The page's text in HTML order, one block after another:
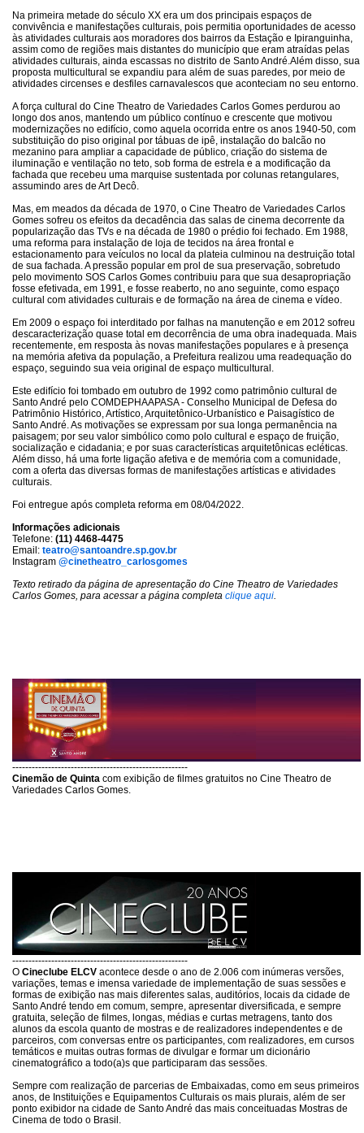
Na primeira metade do século XX era um dos principais espaços de
convivência e manifestações culturais, pois permitia oportunidades de acesso
às atividades culturais aos moradores dos bairros da Estação e Ipiranguinha,
assim como de regiões mais distantes do município que eram atraídas pelas
atividades culturais, ainda escassas no distrito de Santo André.Além disso, sua
proposta multicultural se expandiu para além de suas paredes, por meio de
atividades circenses e desfiles carnavalescos que aconteciam no seu entorno.
A força cultural do Cine Theatro de Variedades Carlos Gomes perdurou ao
longo dos anos, mantendo um público contínuo e crescente que motivou
modernizações no edifício, como aquela ocorrida entre os anos 1940-50, com
substituição do piso original por tábuas de ipê, instalação do balcão no
mezanino para ampliar a capacidade de público, criação do sistema de
iluminação e ventilação no teto, sob forma de estrela e a modificação da
fachada que recebeu uma marquise sustentada por colunas retangulares,
assumindo ares de Art Decô.
Mas, em meados da década de 1970, o Cine Theatro de Variedades Carlos
Gomes sofreu os efeitos da decadência das salas de cinema decorrente da
popularização das TVs e na década de 1980 o prédio foi fechado. Em 1988,
uma reforma para instalação de loja de tecidos na área frontal e
estacionamento para veículos no local da plateia culminou na destruição total
de sua fachada. A pressão popular em prol de sua preservação, sobretudo
pelo movimento SOS Carlos Gomes contribuiu para que sua desapropriação
fosse efetivada, em 1991, e fosse reaberto, no ano seguinte, como espaço
cultural com atividades culturais e de formação na área de cinema e vídeo.
Em 2009 o espaço foi interditado por falhas na manutenção e em 2012 sofreu
descaracterização quase total em decorrência de uma obra inadequada. Mais
recentemente, em resposta às novas manifestações populares e à presença
na memória afetiva da população, a Prefeitura realizou uma readequação do
espaço, seguindo sua veia original de espaço multicultural.
Este edifício foi tombado em outubro de 1992 como patrimônio cultural de
Santo André pelo COMDEPHAAPASA - Conselho Municipal de Defesa do
Patrimônio Histórico, Artístico, Arquitetônico-Urbanístico e Paisagístico de
Santo André. As motivações se expressam por sua longa permanência na
paisagem; por seu valor simbólico como polo cultural e espaço de fruição,
socialização e cidadania; e por suas características arquitetônicas ecléticas.
Além disso, há uma forte ligação afetiva e de memória com a comunidade,
com a oferta das diversas formas de manifestações artísticas e atividades
culturais.
Foi entregue após completa reforma em 08/04/2022.
Informações adicionais
Telefone: (11) 4468-4475
Email: teatro@santoandre.sp.gov.br
Instagram @cinetheatro_carlosgomes
Texto retirado da página de apresentação do Cine Theatro de Variedades
Carlos Gomes, para acessar a página completa clique aqui.
------------------------------------------------------
Cinemão de Quinta com exibição de filmes gratuitos no Cine Theatro de
Variedades Carlos Gomes.
------------------------------------------------------
O Cineclube ELCV acontece desde o ano de 2.006 com inúmeras versões,
variações, temas e imensa variedade de implementação de suas sessões e
formas de exibição nas mais diferentes salas, auditórios, locais da cidade de
Santo André tendo em comum, sempre, apresentar diversificada, e sempre
gratuita, seleção de filmes, longas, médias e curtas metragens, tanto dos
alunos da escola quanto de mostras e de realizadores independentes e de
parceiros, com conversas entre os participantes, com realizadores, em cursos
temáticos e muitas outras formas de divulgar e formar um dicionário
cinematográfico a todo(a)s que participaram das sessões.
Sempre com realização de parcerias de Embaixadas, como em seus primeiros
anos, de Instituições e Equipamentos Culturais os mais plurais, além de ser
ponto exibidor na cidade de Santo André das mais conceituadas Mostras de
Cinema de todo o Brasil.